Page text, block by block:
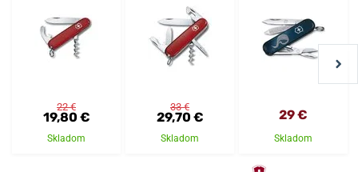
22 €
19,80 €
Skladom
33 €
29,70 €
Skladom
29 €
Skladom